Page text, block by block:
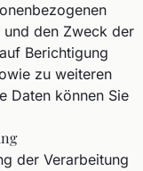
den Zweck der
Berichtigung
zu weiteren
Daten können Sie
der Verarbeitung